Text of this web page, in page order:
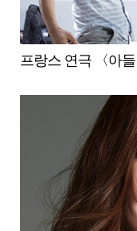
프랑스 연극 〈아